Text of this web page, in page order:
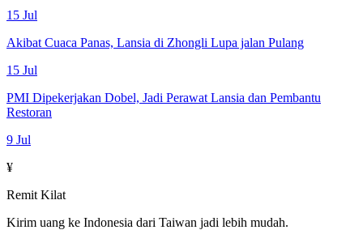
15 Jul
Akibat Cuaca Panas, Lansia di Zhongli Lupa jalan Pulang
15 Jul
PMI Dipekerjakan Dobel, Jadi Perawat Lansia dan Pembantu
Restoran
9 Jul
¥
Remit Kilat
Kirim uang ke Indonesia dari Taiwan jadi lebih mudah.